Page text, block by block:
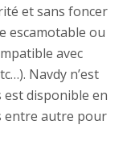
et sans foncer
escamotable ou
avec
Navdy n’est
est disponible en
entre autre pour